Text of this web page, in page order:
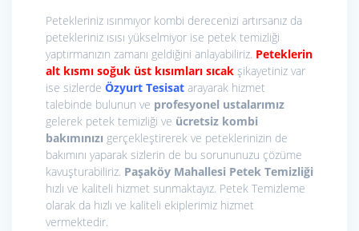
Petekleriniz ısınmıyor kombi derecenizi artırsanız da
petekleriniz ısısı yükselmiyor ise petek temizliği
yaptırmanızın zamanı geldiğini anlayabiliriz. Peteklerin
alt kısmı soğuk üst kısımları sıcak şikayetiniz var
ise sizlerde Özyurt Tesisat arayarak hizmet
talebinde bulunun ve profesyonel ustalarımız
gelerek petek temizliği ve ücretsiz kombi
bakımınızı gerçekleştirerek ve peteklerinizin de
bakımını yaparak sizlerin de bu sorununuzu çözüme
kavuşturabiliriz. Paşaköy Mahallesi Petek Temizliği
hızlı ve kaliteli hizmet sunmaktayız. Petek Temizleme
olarak da hızlı ve kaliteli ekiplerimiz hizmet
vermektedir.